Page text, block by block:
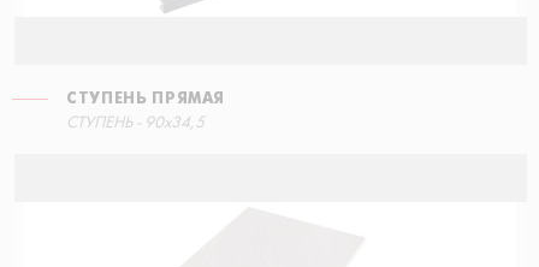
СТУПЕНЬ ПРЯМАЯ
СТУПЕНЬ - 90x34,5